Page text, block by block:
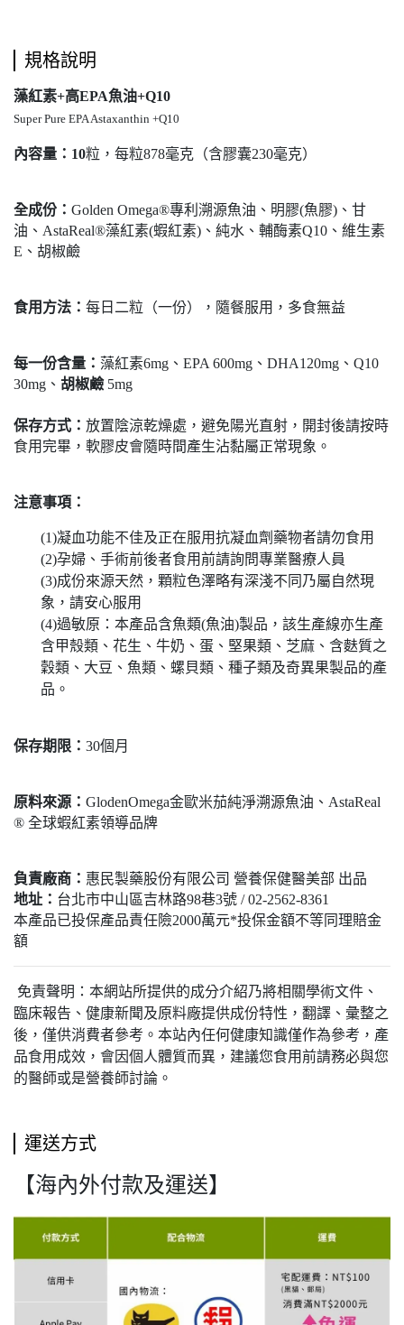
規格說明
藻紅素+高EPA魚油+Q10
Super Pure EPA Astaxanthin +Q10
內容量：10粒，每粒878毫克（含膠囊230毫克）
全成份： Golden Omega®專利溯源魚油、明膠(魚膠)、甘
油、AstaReal®藻紅素(蝦紅素)、純水、 輔酶素Q10、維生素
E、胡椒鹼
食用方法： 每日二粒（一份），隨餐服用，多食無益
每一份含量： 藻紅素6mg、EPA 600mg、DHA120mg、Q10
30mg、 胡椒鹼5mg
保存方式： 放置陰涼乾燥處，避免陽光直射，開封後請按時
食用完畢，軟膠皮會隨時間產生沾黏屬正常現象。
注意事項：
(1)凝血功能不佳及正在服用抗凝血劑藥物者請勿食用
(2)孕婦、手術前後者食用前請詢問專業醫療人員
(3)成份來源天然，顆粒色澤略有深淺不同乃屬自然現
象，請安心服用
(4)過敏原：本產品含魚類(魚油)製品，該生產線亦生產
含甲殼類、花生、牛奶、蛋、堅果類、芝麻、含麩質之
穀類、大豆、魚類、螺貝類、種子類及奇異果製品的產
品。
保存期限： 30個月
原料來源： GlodenOmega金歐米茄純淨溯源魚油、AstaReal
® 全球蝦紅素領導品牌
負責廠商： 惠民製藥股份有限公司 營養保健醫美部 出品
地址： 台北市中山區吉林路98巷3號 / 02-2562-8361
本產品已投保產品責任險2000萬元*投保金額不等同理賠金
額
免責聲明： 本網站所提供的成分介紹乃將相關學術文件、
臨床報告、健康新聞及原料廠提供成份特性，翻譯、彙整之
後，僅供消費者參考。本站內任何健康知識僅作為參考，產
品食用成效，會因個人體質而異，建議您食用前請務必與您
的醫師或是營養師討論。
運送方式
【海內外付款及運送】